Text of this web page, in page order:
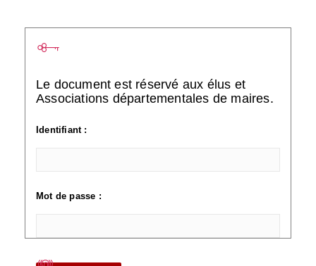
Le document est réservé aux élus et
Associations départementales de maires.
Identifiant :
Mot de passe :